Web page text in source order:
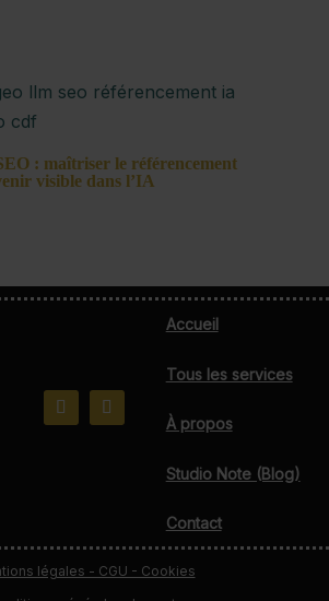
: maîtriser le référencement
visible dans l’IA
Accueil
Tous les services
À propos
Studio Note (Blog)
Contact
légales - CGU - Cookies